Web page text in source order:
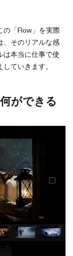
の「Flow」を実際
、そのリアルな感
は本当に仕事で使
ていきます。
ができる